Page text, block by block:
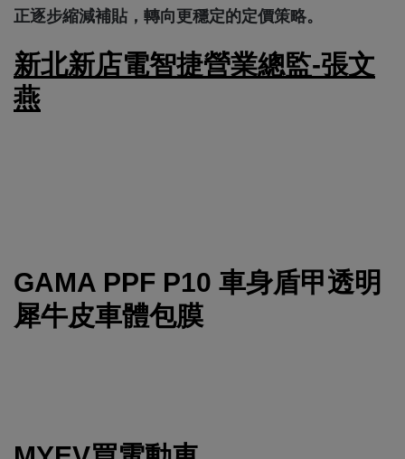
正逐步縮減補貼，轉向更穩定的定價策略。
新北新店電智捷營業總監-張文
燕
GAMA PPF P10 車身盾甲透明
犀牛皮車體包膜